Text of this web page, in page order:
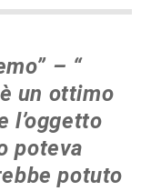
– “
un ottimo
l’oggetto
poteva
potuto